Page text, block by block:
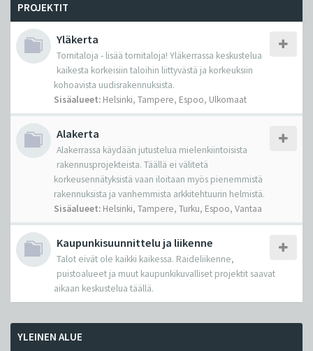
PROJEKTIT
Yläkerta
Tornitaloja - lisää tornitaloja! Yläkerrassa keskustelua
kaikesta korkeisiin taloihin liittyvästä ja korkeuksiin
kohoavista uudisrakennuksista.
Sisäalueet: Helsinki, Tampere, Espoo, Ulkomaat
Alakerta
Alakerrassa käydään jutustelua mielenkiintoisista
rakennusprojekteista. Täällä ei välitetä
korkeusennätyksistä vaan iloitaan myös pienemmistä
rakennuksista ja vanhemmista arkkitehtuurin helmistä.
Sisäalueet: Helsinki, Tampere, Turku, Espoo, Vantaa
Kaupunkisuunnittelu ja liikenne
Talot eivät ole kaikki kaikessa. Raideliikenne,
puistoalueet ja muut kaupunkikuvalliset projektit saavat
aikaan keskustelua täällä.
YLEINEN ALUE